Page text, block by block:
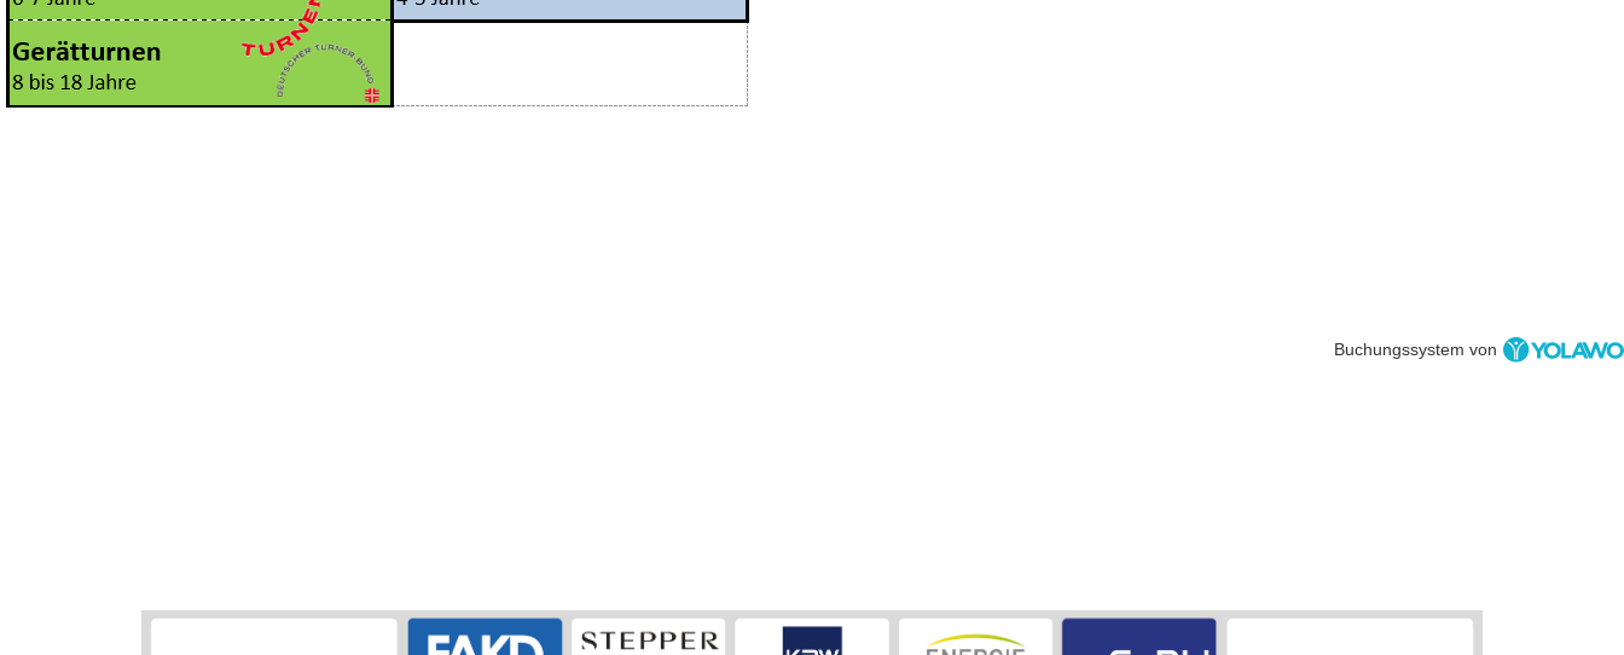
Buchungssystem von